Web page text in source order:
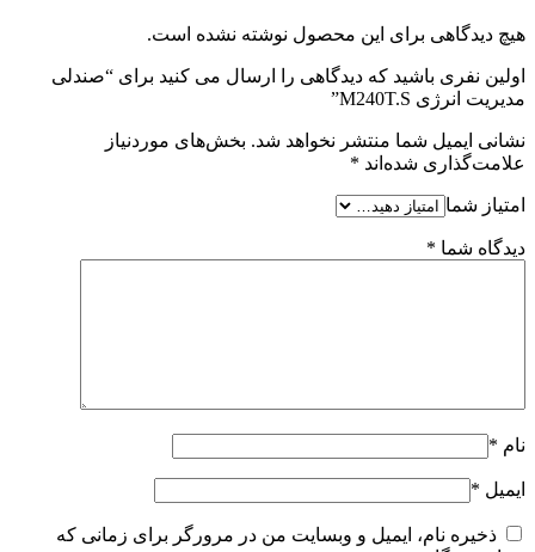
هیچ دیدگاهی برای این محصول نوشته نشده است.
اولین نفری باشید که دیدگاهی را ارسال می کنید برای “صندلی
مدیریت انرژی M240T.S”
نشانی ایمیل شما منتشر نخواهد شد. بخش‌های موردنیاز
علامت‌گذاری شده‌اند *
امتیاز شما
دیدگاه شما *
نام *
ایمیل *
ذخیره نام، ایمیل و وبسایت من در مرورگر برای زمانی که